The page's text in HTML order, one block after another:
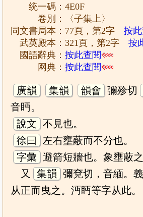
统一碼：4E0F
卷別：〈子集上〉
同文書局本：77頁，第2字按
武英殿本：321頁，第2字按
國語辭典：按此查閱
网典：按此查閱
廣韻 集韻 韻會 彌殄切
音眄。
說文 不見也。
徐曰
左右壅蔽而不分也。
字彙 避箭短牆也。象壅蔽之
又
集韻 彌兗切，音緬。義
从正而曳之。沔眄等字从此。